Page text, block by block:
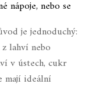
nápoje, nebo se
je jednoduchý:
lahví nebo
v ústech, cukr
mají ideální